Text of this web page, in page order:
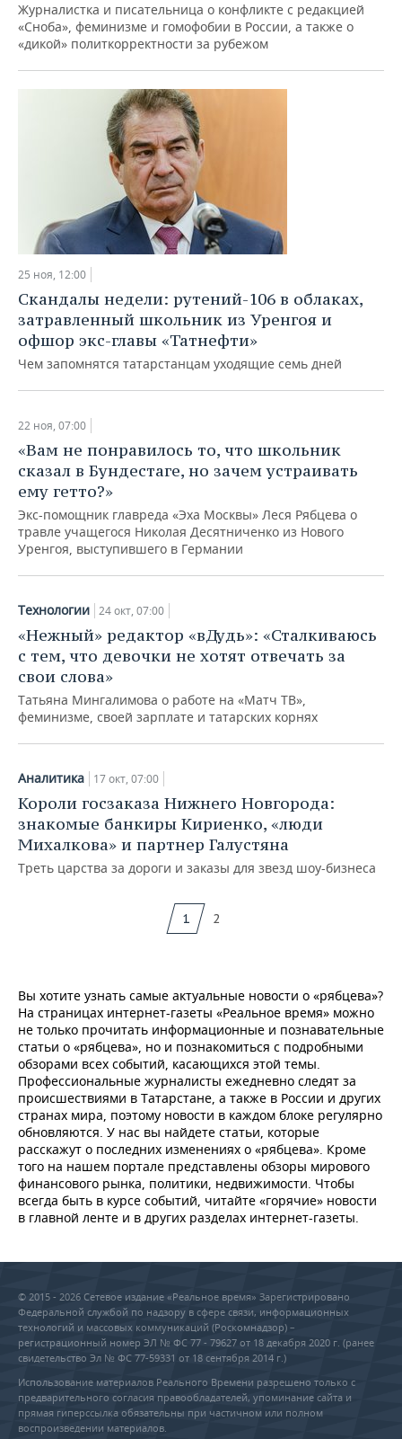
Журналистка и писательница о конфликте с редакцией
«Сноба», феминизме и гомофобии в России, а также о
«дикой» политкорректности за рубежом
25 ноя, 12:00
Скандалы недели: рутений-106 в облаках,
затравленный школьник из Уренгоя и
офшор экс-главы «Татнефти»
Чем запомнятся татарстанцам уходящие семь дней
22 ноя, 07:00
«Вам не понравилось то, что школьник
сказал в Бундестаге, но зачем устраивать
ему гетто?»
Экс-помощник главреда «Эха Москвы» Леся Рябцева о
травле учащегося Николая Десятниченко из Нового
Уренгоя, выступившего в Германии
Технологии 24 окт, 07:00
«Нежный» редактор «вДудь»: «Сталкиваюсь
с тем, что девочки не хотят отвечать за
свои слова»
Татьяна Мингалимова о работе на «Матч ТВ»,
феминизме, своей зарплате и татарских корнях
Аналитика 17 окт, 07:00
Короли госзаказа Нижнего Новгорода:
знакомые банкиры Кириенко, «люди
Михалкова» и партнер Галустяна
Треть царства за дороги и заказы для звезд шоу-бизнеса
1 2
Вы хотите узнать самые актуальные новости о «рябцева»?
На страницах интернет-газеты «Реальное время» можно
не только прочитать информационные и познавательные
статьи о «рябцева», но и познакомиться с подробными
обзорами всех событий, касающихся этой темы.
Профессиональные журналисты ежедневно следят за
происшествиями в Татарстане, а также в России и других
странах мира, поэтому новости в каждом блоке регулярно
обновляются. У нас вы найдете статьи, которые
расскажут о последних изменениях о «рябцева». Кроме
того на нашем портале представлены обзоры мирового
финансового рынка, политики, недвижимости. Чтобы
всегда быть в курсе событий, читайте «горячие» новости
в главной ленте и в других разделах интернет-газеты.
© 2015 - 2026 Сетевое издание «Реальное время» Зарегистрировано
Федеральной службой по надзору в сфере связи, информационных
технологий и массовых коммуникаций (Роскомнадзор) –
регистрационный номер ЭЛ № ФС 77 - 79627 от 18 декабря 2020 г. (ранее
свидетельство Эл № ФС 77-59331 от 18 сентября 2014 г.)
Использование материалов Реального Времени разрешено только с
предварительного согласия правообладателей, упоминание сайта и
прямая гиперссылка обязательны при частичном или полном
воспроизведении материалов.